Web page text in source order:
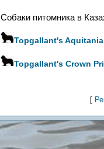
Собаки питомника в
Topgallant's Aquitania
Topgallant's Crown
[